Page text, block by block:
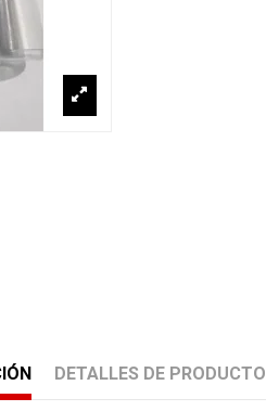
DETALLES DE PRODUCTO